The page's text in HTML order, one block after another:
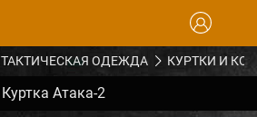
ТАКТИЧЕСКАЯ ОДЕЖДА КУРТКИ И
Куртка Атака-2